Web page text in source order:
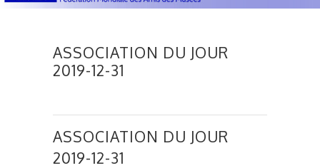
ASSOCIATION DU JOUR
2019-12-31
ASSOCIATION DU JOUR
2019-12-31